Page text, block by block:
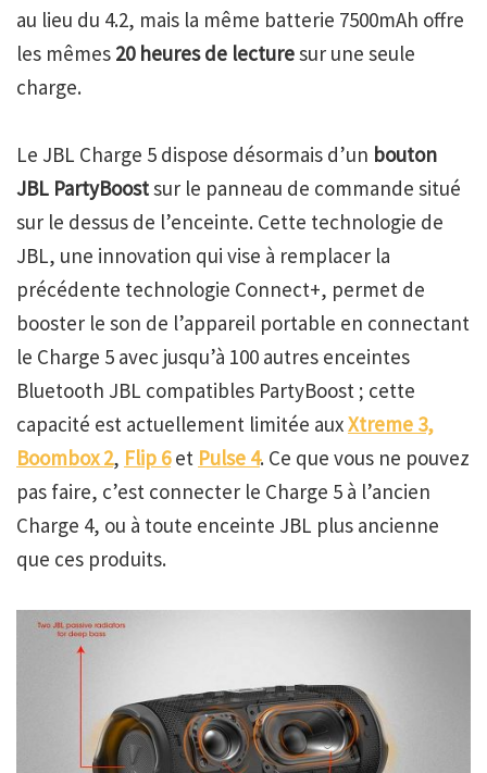
au lieu du 4.2, mais la même batterie 7500mAh offre
les mêmes 20 heures de lecturesur une seule
charge.
Le JBL Charge 5 dispose désormais d’un bouton
JBL PartyBoostsur le panneau de commande situé
sur le dessus de l’enceinte. Cette technologie de
JBL, une innovation qui vise à remplacer la
précédente technologie Connect+, permet de
booster le son de l’appareil portable en connectant
le Charge 5 avec jusqu’à 100 autres enceintes
Bluetooth JBL compatibles PartyBoost ; cette
capacité est actuellement limitée auxXtreme 3,
Boombox 2, Flip 6et Pulse 4. Ce que vous ne pouvez
pas faire, c’est connecter le Charge 5 à l’ancien
Charge 4, ou à toute enceinte JBL plus ancienne
que ces produits.